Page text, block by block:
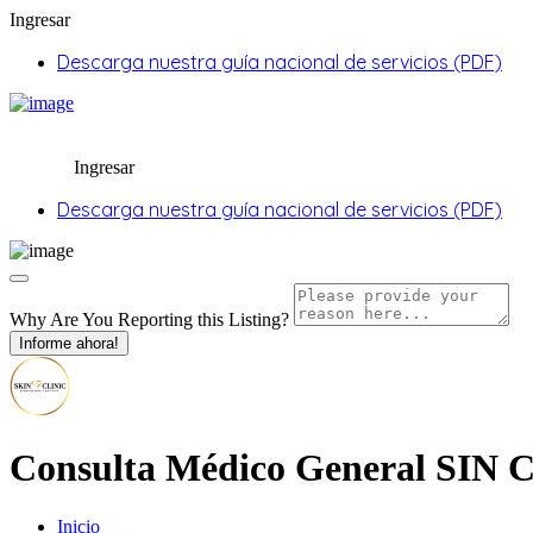
Ingresar
Descarga nuestra guía nacional de servicios (PDF)
Ingresar
Descarga nuestra guía nacional de servicios (PDF)
Why Are You Reporting this Listing?
Informe ahora!
Consulta Médico General SIN
Inicio